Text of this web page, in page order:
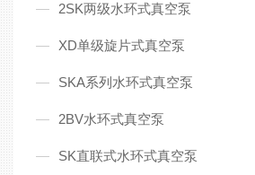
2SK两级水环式真空泵
XD单级旋片式真空泵
SKA系列水环式真空泵
2BV水环式真空泵
SK直联式水环式真空泵